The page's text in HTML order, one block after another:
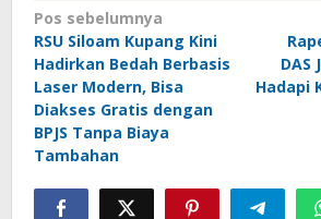
Navigasi
pos
Pos sebelumnya
RSU Siloam Kupang Kini
Hadirkan Bedah Berbasis
Laser Modern, Bisa
Diakses Gratis dengan
BPJS Tanpa Biaya
Tambahan
DAS
Hadapi